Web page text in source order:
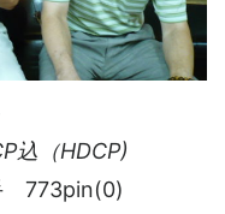
込（HDCP)
773pin(0)